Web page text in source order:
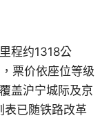
程约1318公
票价依座位等级
盖沪宁城际及京
已随铁路改革